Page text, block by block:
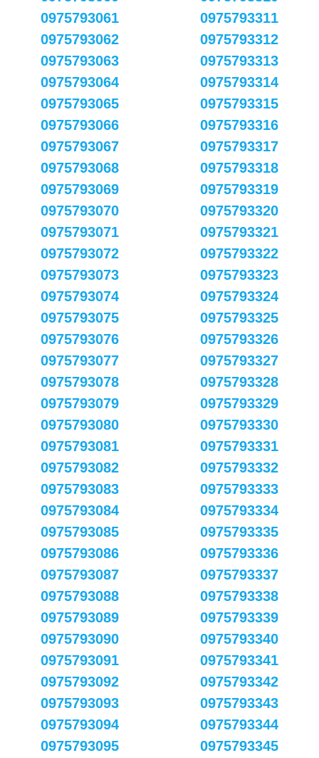
0975793061
0975793062
0975793063
0975793064
0975793065
0975793066
0975793067
0975793068
0975793069
0975793070
0975793071
0975793072
0975793073
0975793074
0975793075
0975793076
0975793077
0975793078
0975793079
0975793080
0975793081
0975793082
0975793083
0975793084
0975793085
0975793086
0975793087
0975793088
0975793089
0975793090
0975793091
0975793092
0975793093
0975793094
0975793095
0975793311
0975793312
0975793313
0975793314
0975793315
0975793316
0975793317
0975793318
0975793319
0975793320
0975793321
0975793322
0975793323
0975793324
0975793325
0975793326
0975793327
0975793328
0975793329
0975793330
0975793331
0975793332
0975793333
0975793334
0975793335
0975793336
0975793337
0975793338
0975793339
0975793340
0975793341
0975793342
0975793343
0975793344
0975793345